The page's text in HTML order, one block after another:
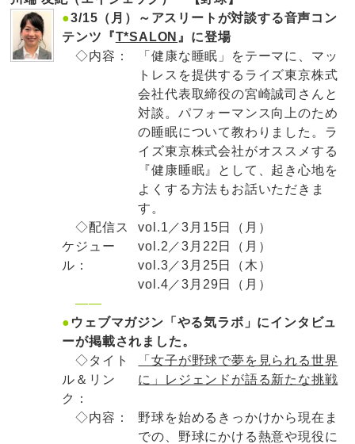
●3/15（月）～アスリートが対談する音声コン
テンツ『T*SALON 』に登場
◇内容：
「健康な睡眠」をテーマに、マッ
トレスを提供するライズ東京株式
会社代表取締役の宮崎誠司さんと
対談。パフォーマンス向上のため
の睡眠について教わりました。ラ
イズ東京株式会社がオススメする
『健康睡眠』として、起き心地を
よくする方法もお話いただきま
す。
◇配信ス
ケジュー
ル：
vol.1／3月15日（月）
vol.2／3月22日（月）
vol.3／3月25日（木）
vol.4／3月29日（月）
——
● ウェブマガジン「やる気ラボ」にインタビュ
ーが掲載されました。
◇タイト
ル＆リン
ク：
「女子が野球で夢を見られる世界
に」レジェンドが語る新たな挑戦
◇内容：
野球を始めるきっかけから現在ま
での、野球にかける熱意や現役に